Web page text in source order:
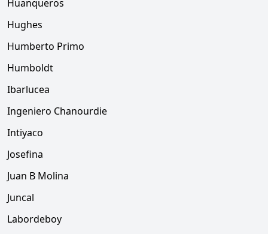
Huanqueros
Hughes
Humberto Primo
Humboldt
Ibarlucea
Ingeniero Chanourdie
Intiyaco
Josefina
Juan B Molina
Juncal
Labordeboy